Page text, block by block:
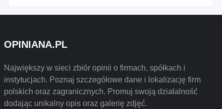
OPINIANA.PL
Największy w sieci zbiór opinii o firmach, spółkach i
instytucjach. Poznaj szczegółowe dane i lokalizację firm
polskich oraz zagranicznych. Promuj swoją działalność
dodając unikalny opis oraz galerię zdjęć.